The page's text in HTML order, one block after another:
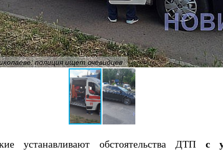
полиция ищет очевидцев
устанавливают обстоятельства ДТП с